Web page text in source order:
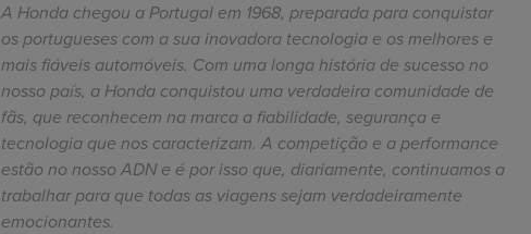
A Honda chegou a Portugal em 1968, preparada para conquistar
os portugueses com a sua inovadora tecnologia e os melhores e
mais fiáveis automóveis. Com uma longa história de sucesso no
nosso país, a Honda conquistou uma verdadeira comunidade de
fãs, que reconhecem na marca a fiabilidade, segurança e
tecnologia que nos caracterizam. A competição e a performance
estão no nosso ADN e é por isso que, diariamente, continuamos a
trabalhar para que todas as viagens sejam verdadeiramente
emocionantes.